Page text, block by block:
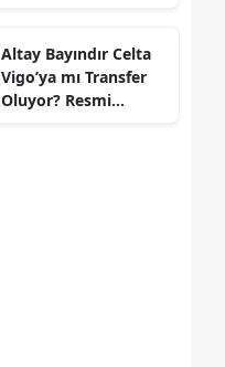
Altay Bayındır Celta
Vigo’ya mı Transfer
Oluyor? Resmi